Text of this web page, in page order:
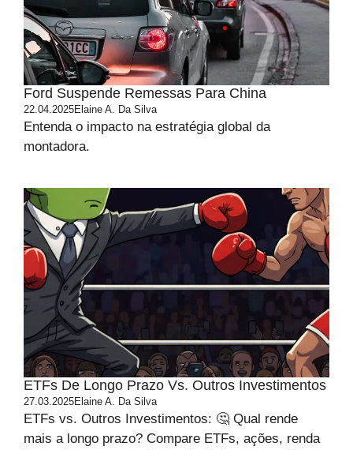
Ford Suspende Remessas Para China
22.04.2025Elaine A. Da Silva
Entenda o impacto na estratégia global da
montadora.
ETFs De Longo Prazo Vs. Outros Investimentos
27.03.2025Elaine A. Da Silva
ETFs vs. Outros Investimentos: 🤔 Qual rende
mais a longo prazo? Compare ETFs, ações, renda